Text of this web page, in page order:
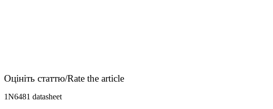
Оцініть статтю/Rate the article
1N6481 datasheet